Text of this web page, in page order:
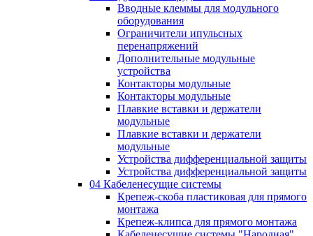
Вводные клеммы для модульного
оборудования
Ограничители ипульсных
перенапряжений
Дополнительные модульные
устройства
Контакторы модульные
Контакторы модульные
Плавкие вставки и держатели
модульные
Плавкие вставки и держатели
модульные
Устройства дифференциальной защиты
Устройства дифференциальной защиты
04 Кабеленесущие системы
Крепеж-скоба пластиковая для прямого
монтажа
Крепеж-клипса для прямого монтажа